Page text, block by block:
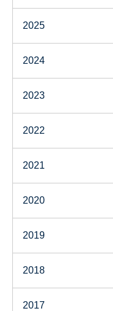
2025
2024
2023
2022
2021
2020
2019
2018
2017